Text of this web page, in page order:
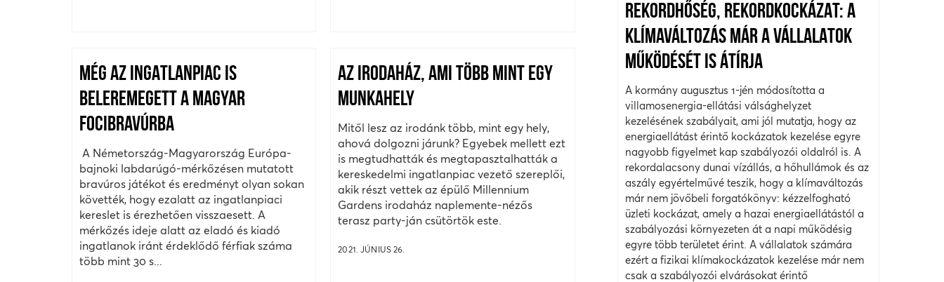
MÉG AZ INGATLANPIAC IS
BELEREMEGETT A MAGYAR
FOCIBRAVÚRBA
A Németország-Magyarország Európa-
bajnoki labdarúgó-mérkőzésen mutatott
bravúros játékot és eredményt olyan sokan
követték, hogy ezalatt az ingatlanpiaci
kereslet is érezhetően visszaesett. A
mérkőzés ideje alatt az eladó és kiadó
ingatlanok iránt érdeklődő férfiak száma
több mint 30 s...
AZ IRODAHÁZ, AMI TÖBB MINT EGY
MUNKAHELY
Mitől lesz az irodánk több, mint egy hely,
ahová dolgozni járunk? Egyebek mellett ezt
is megtudhatták és megtapasztalhatták a
kereskedelmi ingatlanpiac vezető szereplői,
akik részt vettek az épülő Millennium
Gardens irodaház naplemente-nézős
terasz party-ján csütörtök este.
2021. JÚNIUS 26.
REKORDHŐSÉG, REKORDKOCKÁZAT: A
KLÍMAVÁLTOZÁS MÁR A VÁLLALATOK
MŰKÖDÉSÉT IS ÁTÍRJA
A kormány augusztus 1-jén módosította a
villamosenergia-ellátási válsághelyzet
kezelésének szabályait, ami jól mutatja, hogy az
energiaellátást érintő kockázatok kezelése egyre
nagyobb figyelmet kap szabályozói oldalról is. A
rekordalacsony dunai vízállás, a hőhullámok és az
aszály egyértelművé teszik, hogy a klímaváltozás
már nem jövőbeli forgatókönyv: kézzelfogható
üzleti kockázat, amely a hazai energiaellátástól a
szabályozási környezeten át a napi működésig
egyre több területet érint. A vállalatok számára
ezért a fizikai klímakockázatok kezelése már nem
csak a szabályozói elvárásokat érintő